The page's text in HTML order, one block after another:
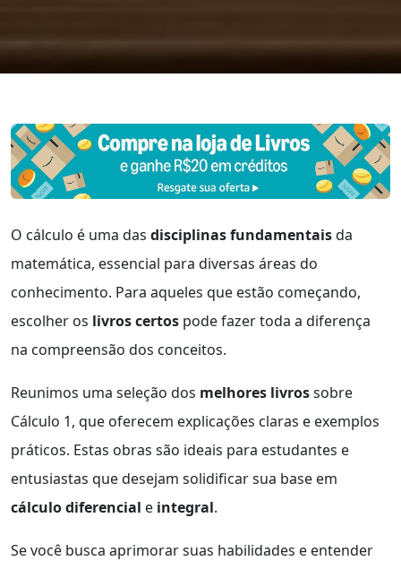
O cálculo é uma das disciplinas fundamentaisda
matemática, essencial para diversas áreas do
conhecimento. Para aqueles que estão começando,
escolher os livros certos pode fazer toda a diferença
na compreensão dos conceitos.
Reunimos uma seleção dos melhores livrossobre
Cálculo 1, que oferecem explicações claras e exemplos
práticos. Estas obras são ideais para estudantes e
entusiastas que desejam solidificar sua base em
cálculo diferencial e integral.
Se você busca aprimorar suas habilidades e entender